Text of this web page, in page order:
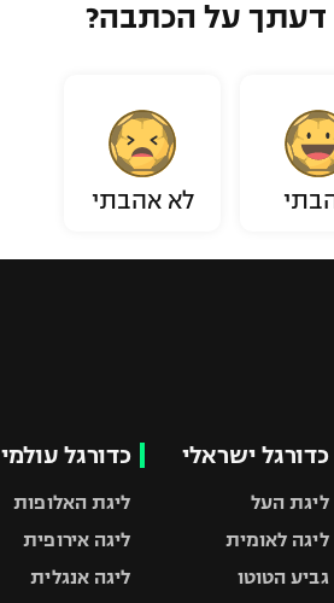
על הכתבה?
לא אהבתי
כדורגל ישראלי
ליגת העל
ליגה לאומית
גביע הטוטו
כדורגל עולמי
ליגת האלופות
ליגה אירופית
ליגה אנגלית